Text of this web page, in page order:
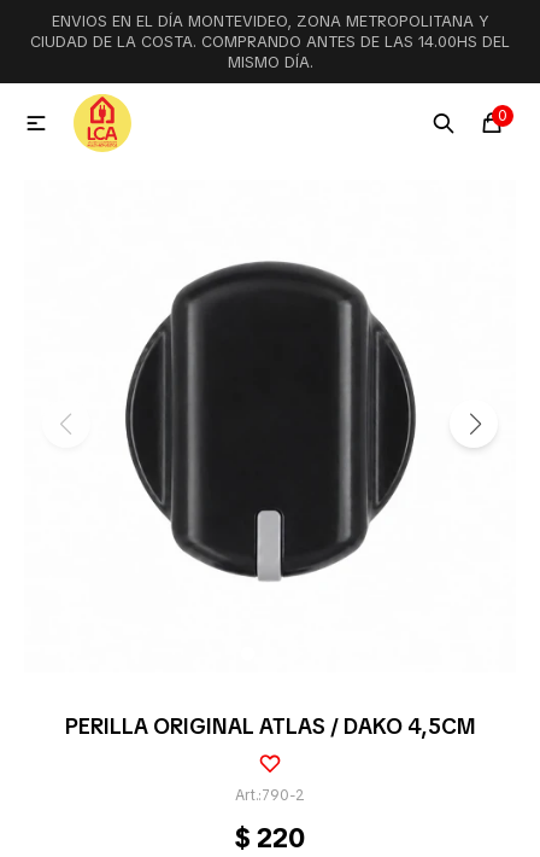
ENVIOS EN EL DÍA MONTEVIDEO, ZONA METROPOLITANA Y
CIUDAD DE LA COSTA. COMPRANDO ANTES DE LAS 14.00HS DEL
MISMO DÍA.
0

PERILLA ORIGINAL ATLAS / DAKO 4,5CM
790-2
$ 220
MI CUENTA
Menú
Lavadoras y lavavajillas
Secarropas